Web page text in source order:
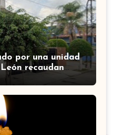
por una unidad
recaudan
a perrito de